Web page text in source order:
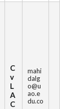
C
v
L
A
C
mahi
dalg
o@u
ao.e
du.co